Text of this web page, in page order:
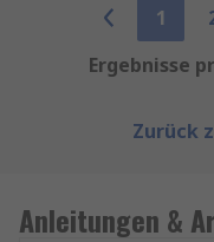
1
Ergebnisse
Zurück
Anleitungen &